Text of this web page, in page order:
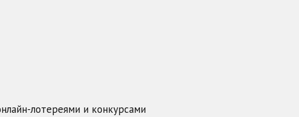
лотереями и конкурсами